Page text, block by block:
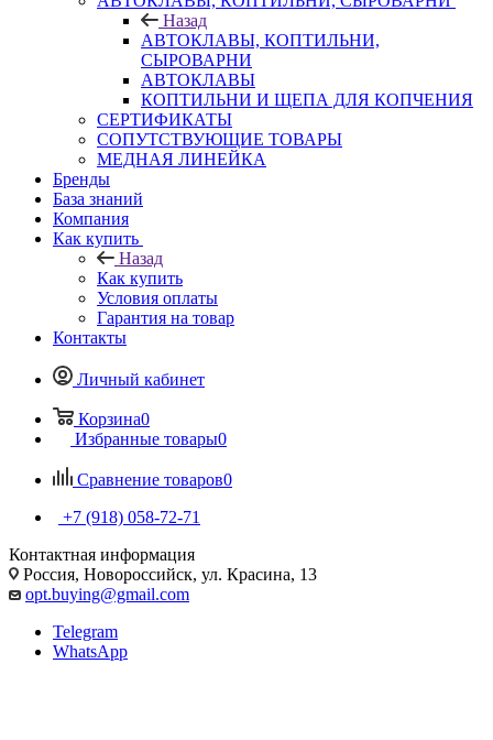
Назад
АВТОКЛАВЫ, КОПТИЛЬНИ,
СЫРОВАРНИ
АВТОКЛАВЫ
КОПТИЛЬНИ И ЩЕПА ДЛЯ КОПЧЕНИЯ
СЕРТИФИКАТЫ
СОПУТСТВУЮЩИЕ ТОВАРЫ
МЕДНАЯ ЛИНЕЙКА
Бренды
База знаний
Компания
Как купить
Назад
Как купить
Условия оплаты
Гарантия на товар
Контакты
Личный кабинет
Корзина0
Избранные товары0
Сравнение товаров0
+7 (918) 058-72-71
Контактная информация
Россия, Новороссийск, ул. Красина, 13
opt.buying@gmail.com
Telegram
WhatsApp